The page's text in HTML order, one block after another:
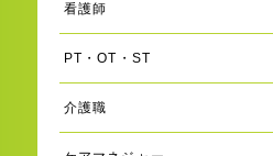
看護師
PT・OT・ST
介護職